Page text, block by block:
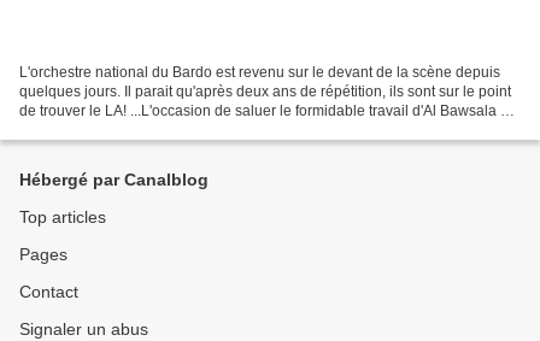
L'orchestre national du Bardo est revenu sur le devant de la scène depuis
quelques jours. Il parait qu'après deux ans de répétition, ils sont sur le point
de trouver le LA! ...L'occasion de saluer le formidable travail d'Al Bawsala qui
Hébergé par Canalblog
Top articles
Pages
Contact
Signaler un abus